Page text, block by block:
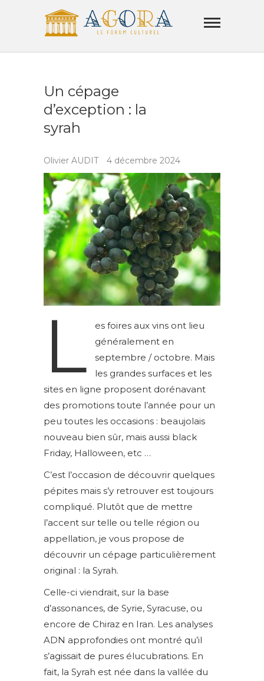
Agora
LE FORUM CULTUREL
Un cépage
d’exception : la
syrah
Olivier AUDIT 4 décembre 2024
L
es foires aux vins ont lieu
généralement en
septembre / octobre. Mais
les grandes surfaces et les
sites en ligne proposent dorénavant
des promotions toute l’année pour un
peu toutes les occasions : beaujolais
nouveau bien sûr, mais aussi black
Friday, Halloween, etc …
C’est l’occasion de découvrir quelques
pépites mais s’y retrouver est toujours
compliqué. Plutôt que de mettre
l’accent sur telle ou telle région ou
appellation, je vous propose de
découvrir un cépage particulièrement
original : la Syrah.
Celle-ci viendrait, sur la base
d’assonances, de Syrie, Syracuse, ou
encore de Chiraz en Iran. Les analyses
ADN approfondies ont montré qu’il
s’agissait de pures élucubrations. En
fait, la Syrah est née dans la vallée du